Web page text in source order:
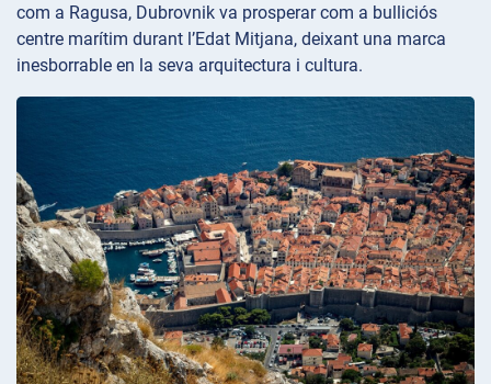
com a Ragusa, Dubrovnik va prosperar com a bulliciós
centre marítim durant l’Edat Mitjana, deixant una marca
inesborrable en la seva arquitectura i cultura.